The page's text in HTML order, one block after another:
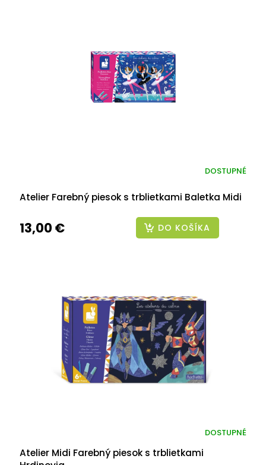
Atelier Farebný piesok s trblietkami Baletka Midi
DOSTUPNÉ
13,00 € DO KOŠÍKA
Atelier Midi Farebný piesok s trblietkami
DOSTUPNÉ